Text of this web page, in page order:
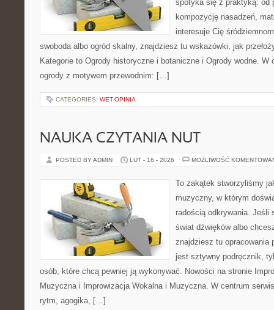
spotyka się z praktyką: od
kompozycję nasadzeń,
interesuje Cię
swoboda albo ogród skalny, znajdziesz tu wskazówki, jak
Kategorie to Ogrody historyczne i botaniczne i Ogrody wodne. W
ogrody z motywem przewodnim: […]
CATEGORIES: WET-OPINIA
NAUKA CZYTANIA NUT
POSTED BY ADMIN LUT - 16 - 2026 MOŻLIWOŚĆ
To zakątek stworzyliśmy
muzyczny, w którym
radością odkrywania. Jeśli
świat dźwięków albo
znajdziesz tu opracowania
jest sztywny podręcznik,
osób, które chcą pewniej ją wykonywać. Nowości na stronie
Muzyczna i Improwizacja Wokalna i Muzyczna. W centrum
rytm, agogika, […]